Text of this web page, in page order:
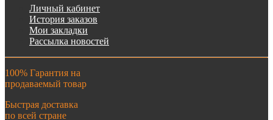
Личный кабинет
История заказов
Мои закладки
Рассылка новостей
100% Гарантия на
продаваемый товар
Быстрая доставка
по всей стране